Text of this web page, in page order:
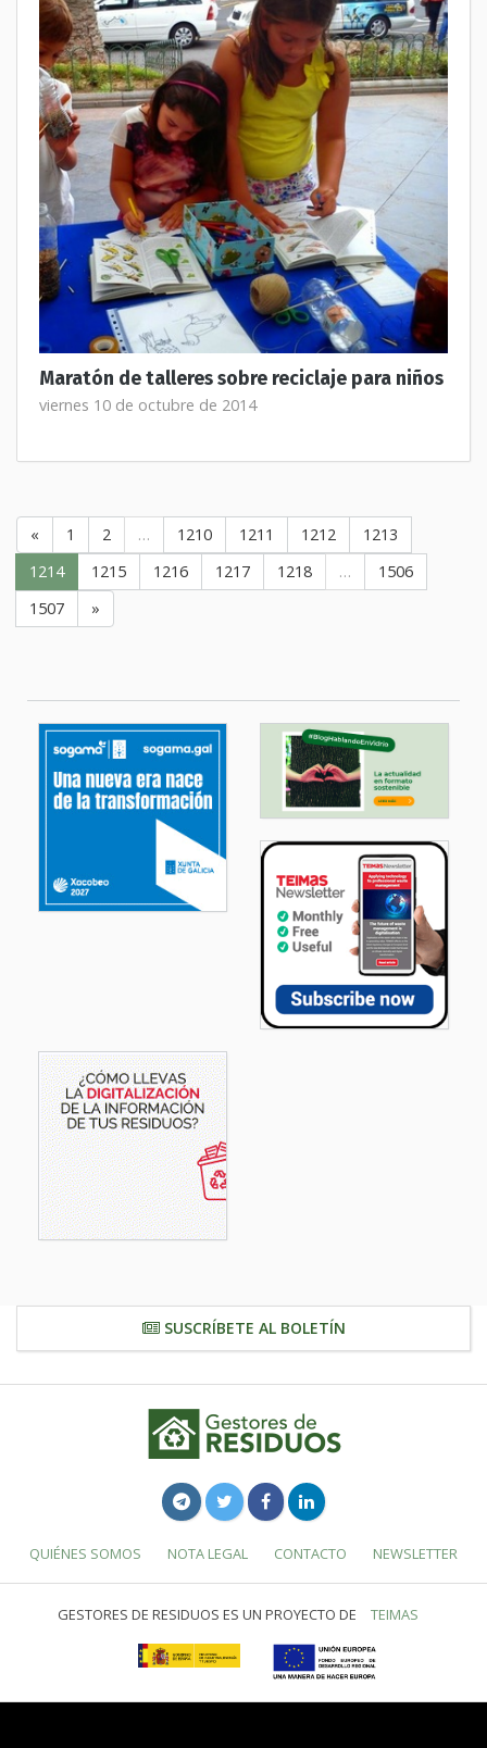
Maratón de talleres sobre reciclaje para niños
viernes 10 de octubre de 2014
« 1 2 … 1210 1211 1212
1213
1214
1215 1216 1217 1218 …
1506
1507
»
SUSCRÍBETE AL BOLETÍN
QUIÉNES SOMOS NOTA LEGAL CONTACTO NEWSLETTER
GESTORES DE RESIDUOS ES UN PROYECTO DE TEIMAS